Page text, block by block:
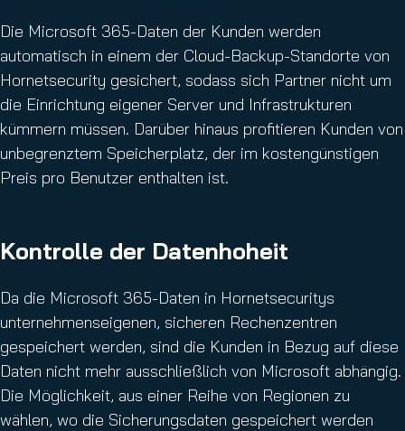
Die Microsoft 365-Daten der Kunden werden
automatisch in einem der Cloud-Backup-Standorte von
Hornetsecurity gesichert, sodass sich Partner nicht um
die Einrichtung eigener Server und Infrastrukturen
kümmern müssen. Darüber hinaus profitieren Kunden von
unbegrenztem Speicherplatz, der im kostengünstigen
Preis pro Benutzer enthalten ist.
Kontrolle der Datenhoheit
Da die Microsoft 365-Daten in Hornetsecuritys
unternehmenseigenen, sicheren Rechenzentren
gespeichert werden, sind die Kunden in Bezug auf diese
Daten nicht mehr ausschließlich von Microsoft abhängig.
Die Möglichkeit, aus einer Reihe von Regionen zu
wählen, wo die Sicherungsdaten gespeichert werden